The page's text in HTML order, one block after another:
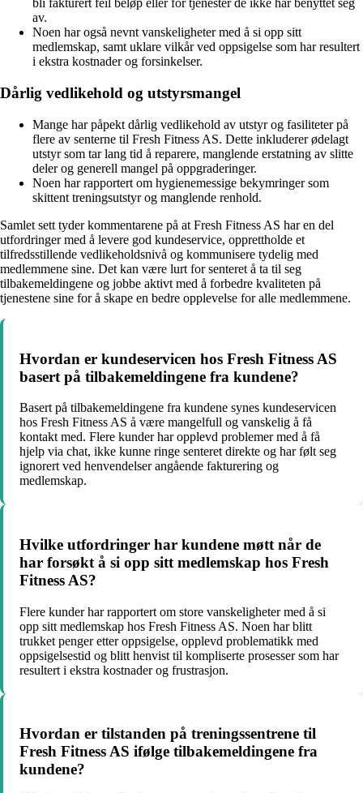
bli fakturert feil beløp eller for tjenester de ikke har benyttet seg
av.
Noen har også nevnt vanskeligheter med å si opp sitt
medlemskap, samt uklare vilkår ved oppsigelse som har resultert
i ekstra kostnader og forsinkelser.
Dårlig vedlikehold og utstyrsmangel
Mange har påpekt dårlig vedlikehold av utstyr og fasiliteter på
flere av senterne til Fresh Fitness AS. Dette inkluderer ødelagt
utstyr som tar lang tid å reparere, manglende erstatning av slitte
deler og generell mangel på oppgraderinger.
Noen har rapportert om hygienemessige bekymringer som
skittent treningsutstyr og manglende renhold.
Samlet sett tyder kommentarene på at Fresh Fitness AS har en del
utfordringer med å levere god kundeservice, opprettholde et
tilfredsstillende vedlikeholdsnivå og kommunisere tydelig med
medlemmene sine. Det kan være lurt for senteret å ta til seg
tilbakemeldingene og jobbe aktivt med å forbedre kvaliteten på
tjenestene sine for å skape en bedre opplevelse for alle medlemmene.
Hvordan er kundeservicen hos Fresh Fitness AS
basert på tilbakemeldingene fra kundene?
Basert på tilbakemeldingene fra kundene synes kundeservicen
hos Fresh Fitness AS å være mangelfull og vanskelig å få
kontakt med. Flere kunder har opplevd problemer med å få
hjelp via chat, ikke kunne ringe senteret direkte og har følt seg
ignorert ved henvendelser angående fakturering og
medlemskap.
Hvilke utfordringer har kundene møtt når de
har forsøkt å si opp sitt medlemskap hos Fresh
Fitness AS?
Flere kunder har rapportert om store vanskeligheter med å si
opp sitt medlemskap hos Fresh Fitness AS. Noen har blitt
trukket penger etter oppsigelse, opplevd problematikk med
oppsigelsestid og blitt henvist til kompliserte prosesser som har
resultert i ekstra kostnader og frustrasjon.
Hvordan er tilstanden på treningssentrene til
Fresh Fitness AS ifølge tilbakemeldingene fra
kundene?